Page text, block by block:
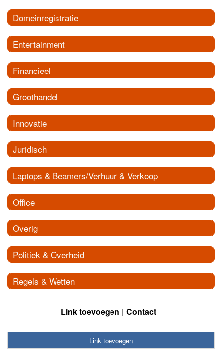
Domeinregistratie
Entertainment
Financieel
Groothandel
Innovatie
Juridisch
Laptops & Beamers/Verhuur & Verkoop
Office
Overig
Politiek & Overheid
Regels & Wetten
Link toevoegen Contact
Link toevoegen